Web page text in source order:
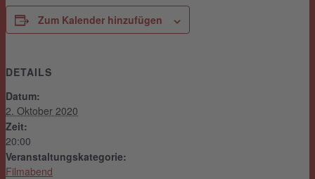
Zum Kalender hinzufügen
DETAILS
Datum:
2. Oktober 2020
Zeit:
20:00
Veranstaltungskategorie:
Filmabend